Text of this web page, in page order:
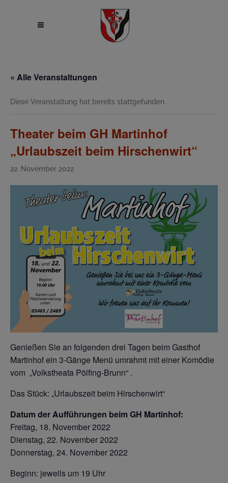
« Alle Veranstaltungen
Diese Veranstaltung hat bereits stattgefunden.
Theater beim GH Martinhof
„Urlaubszeit beim Hirschenwirt“
22. November 2022
Genießen Sie an folgenden drei Tagen beim Gasthof
Martinhof ein 3-Gänge Menü umrahmt mit einer Komödie
vom „Volkstheata Pölfing-Brunn“ .
Das Stück: „Urlaubszeit beim Hirschenwirt“
Datum der Aufführungen beim GH Martinhof:
Freitag, 18. November 2022
Dienstag, 22. November 2022
Donnerstag, 24. November 2022
Beginn: jeweils um 19 Uhr